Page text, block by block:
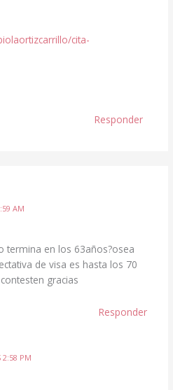
cita-
Responder
AM
termina en los 63años?osea
de visa es hasta los 70
gracias
Responder
2:58 PM